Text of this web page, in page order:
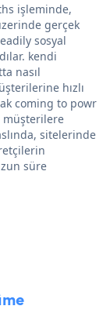
işleminde,
gerçek
sosyal
kendi
nasıl
hızlı
coming to powr
müşterilere
sitelerinde
süre